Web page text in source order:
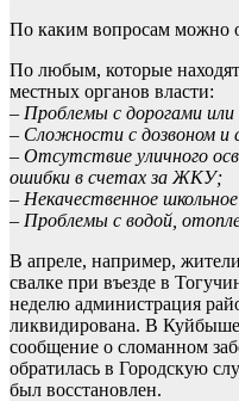
По каким вопросам можно
По любым, которые
местных органов власти:
– Проблемы с дорогами
– Сложности с дозвоном и
– Отсутствие уличного
ошибки в счетах за ЖКУ;
– Некачественное
– Проблемы с водой,
В апреле, например,
свалке при въезде в
неделю администрация
ликвидирована. В
сообщение о сломанном
обратилась в Городскую
был восстановлен.